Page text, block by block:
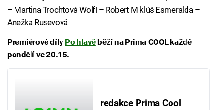
– Martina Trochtová Wolfí – Robert Miklúš Esmeralda –
Anežka Rusevová
Premiérové díly Po hlavěběží na Prima COOL každé
pondělí ve 20.15.
redakce Prima Cool